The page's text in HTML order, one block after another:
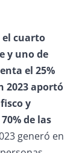
el cuarto
y uno de
el 25%
2023 aportó
y
de las
generó en